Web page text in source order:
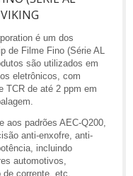
é um dos
de Filme Fino (Série AL
são utilizados em
eletrônicos, com
TCR de até 2 ppm em
aos padrões AEC-Q200,
anti-enxofre, anti-
incluindo
automotivos,
corrente, etc.